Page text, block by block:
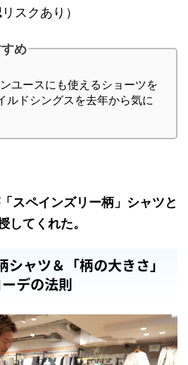
スクあり）
め
ユースにも使えるショーツを
ルドシングスを去年から気に
スペインズリー柄」シャツと
してくれた。
シャツ＆「柄の大きさ」
デの法則